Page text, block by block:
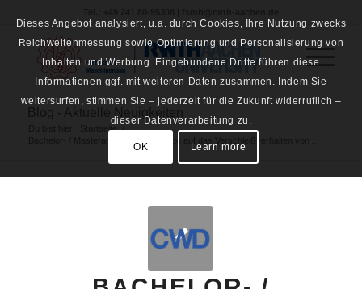
Startseite /
Dieses Angebot analysiert, u.a. durch Cookies, Ihre Nutzung zwecks
Reichweitenmessung sowie Optimierung und Personalisierung von
Inhalten und Werbung. Eingebundene Dritte führen diese
Informationen ggf. mit weiteren Daten zusammen. Indem Sie
weitersurfen, stimmen Sie – jederzeit für die Zukunft widerruflich –
dieser Datenverarbeitung zu.
OK Learn more